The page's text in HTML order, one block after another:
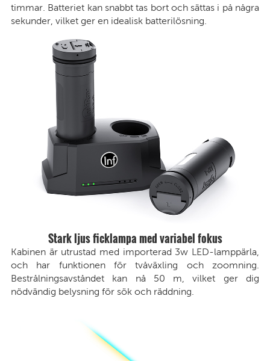
timmar. Batteriet kan snabbt tas bort och sättas i på några
sekunder, vilket ger en idealisk batterilösning.
Stark ljus ficklampa med variabel fokus
Kabinen är utrustad med importerad 3w LED-lamppärla,
och har funktionen för tvåväxling och zoomning.
Bestrålningsavståndet kan nå 50 m, vilket ger dig
nödvändig belysning för sök och räddning.